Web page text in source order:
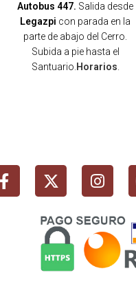
Autobus 447. Salida desde
Legazpi con parada en la
parte de abajo del Cerro.
Subida a pie hasta el
Santuario. Horarios